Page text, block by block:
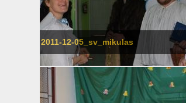
2011-12-05_sv_mikulas